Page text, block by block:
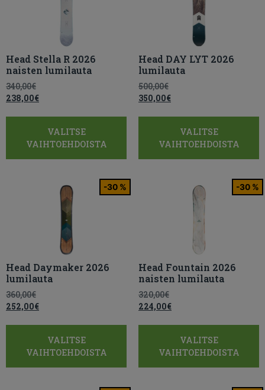
Head Stella R 2026
naisten lumilauta
340,00€
238,00€
VALITSE
VAIHTOEHDOISTA
Head DAY LYT 2026
lumilauta
500,00€
350,00€
VALITSE
VAIHTOEHDOISTA
-30 %
Head Daymaker 2026
lumilauta
360,00€
252,00€
VALITSE
VAIHTOEHDOISTA
-30 %
Head Fountain 2026
naisten lumilauta
320,00€
224,00€
VALITSE
VAIHTOEHDOISTA